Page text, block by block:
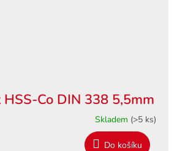
Co DIN 338 5,5mm
Skladem (>5 ks)
Do košíku